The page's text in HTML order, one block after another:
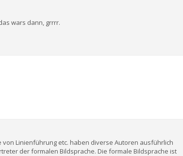
wars dann, grrrr.
von Linienführung etc. haben diverse Autoren ausführlich
der formalen Bildsprache. Die formale Bildsprache ist